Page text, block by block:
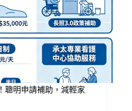
聰明申請補助，減輕家